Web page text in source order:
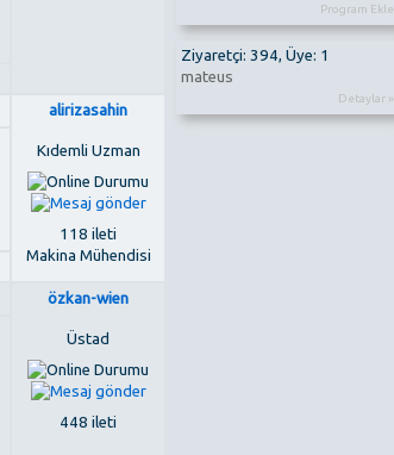
Program Ekle
Ziyaretçi: 394, Üye: 1
mateus
Detaylar »
alirizasahin
Kıdemli Uzman
118 ileti
Makina Mühendisi
özkan-wien
Üstad
448 ileti